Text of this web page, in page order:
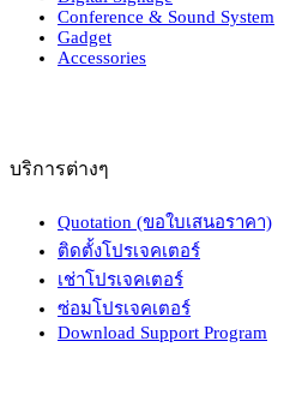
Conference & Sound System
Gadget
Accessories
บริการต่างๆ
Quotation (ขอใบเสนอราคา)
ติดตั้งโปรเจคเตอร์
เช่าโปรเจคเตอร์
ซ่อมโปรเจคเตอร์
Download Support Program